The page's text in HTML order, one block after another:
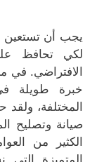
يجب أن تستعين
لكي تحافظ
الافتراضي. في
خبرة طويلة
المختلفة،
صيانة وتصليح
الكثير من
المتميزة